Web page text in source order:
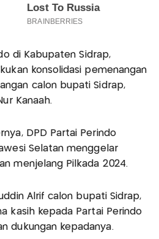
di Kabupaten Sidrap,
konsolidasi pemenangan
calon bupati Sidrap,
Kanaah.
DPD Partai Perindo
Selatan menggelar
menjelang Pilkada 2024.
Alrif calon bupati Sidrap,
kasih kepada Partai Perindo
dukungan kepadanya.